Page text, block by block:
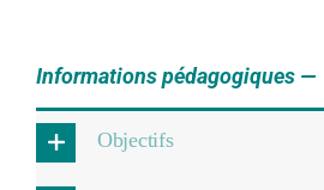
Informations pédagogiques —
Objectifs